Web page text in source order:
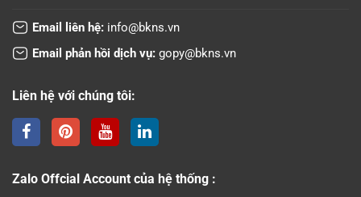
Email liên hệ: info@bkns.vn
Email phản hồi dịch vụ: gopy@bkns.vn
Liên hệ với chúng tôi:
Zalo Offcial Account của hệ thống :